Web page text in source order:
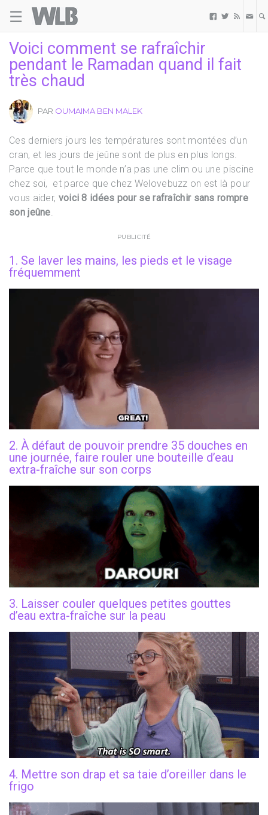
☰   
Voici comment se rafraîchir
pendant le Ramadan quand il fait
très chaud
PAR OUMAIMA BEN MALEK
Ces derniers jours les températures sont montées d’un
cran, et les jours de jeûne sont de plus en plus longs.
Parce que tout le monde n’a pas une clim ou une piscine
chez soi, et parce que chez Welovebuzz on est là pour
vous aider, voici 8 idées pour se rafraîchir sans rompre
son jeûne.
PUBLICITÉ
1. Se laver les mains, les pieds et le visage
fréquemment
2. À défaut de pouvoir prendre 35 douches en
une journée, faire rouler une bouteille d’eau
extra-fraîche sur son corps
3. Laisser couler quelques petites gouttes
d’eau extra-fraîche sur la peau
4. Mettre son drap et sa taie d’oreiller dans le
frigo